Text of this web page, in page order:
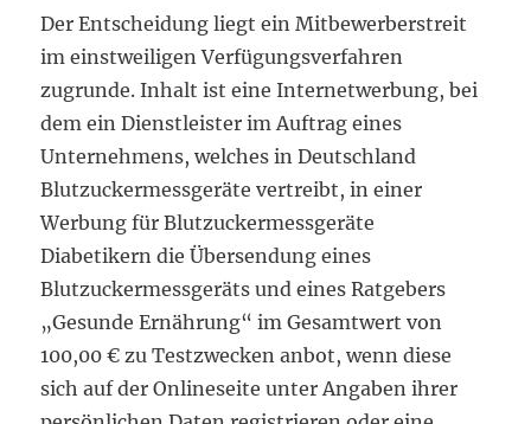
Der Entscheidung liegt ein Mitbewerberstreit
im einstweiligen Verfügungsverfahren
zugrunde. Inhalt ist eine Internetwerbung, bei
dem ein Dienstleister im Auftrag eines
Unternehmens, welches in Deutschland
Blutzuckermessgeräte vertreibt, in einer
Werbung für Blutzuckermessgeräte
Diabetikern die Übersendung eines
Blutzuckermessgeräts und eines Ratgebers
„Gesunde Ernährung“ im Gesamtwert von
100,00 € zu Testzwecken anbot, wenn diese
sich auf der Onlineseite unter Angaben ihrer